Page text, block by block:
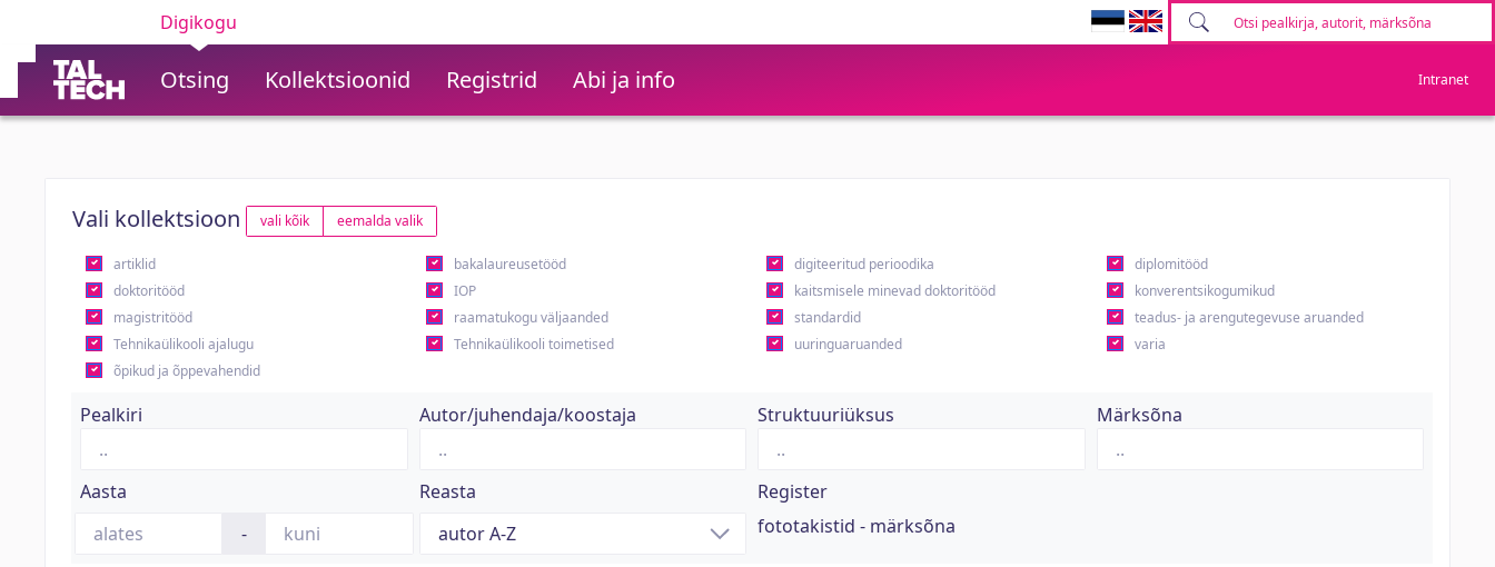
Digikogu
Otsing Kollektsioonid Registrid Abi ja info Intranet
Vali kollektsioon vali kõik eemalda valik
artiklid bakalaureusetööd digiteeritud perioodika
diplomitööd
doktoritööd
IOP kaitsmisele minevad doktoritööd
konverentsikogumikud
magistritööd
raamatukogu väljaanded standardid
teadus- ja arengutegevuse aruanded
Tehnikaülikooli ajalugu
Tehnikaülikooli toimetised uuringuaruanded
varia
õpikud ja õppevahendid
Pealkiri Autor/juhendaja/koostaja Struktuuriüksus Märksõna
Aasta
-
Reasta
Register
fototakistid - märksõna